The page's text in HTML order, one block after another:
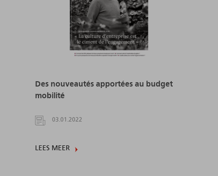
Des nouveautés apportées au budget
mobilité
03.01.2022
LEES MEER